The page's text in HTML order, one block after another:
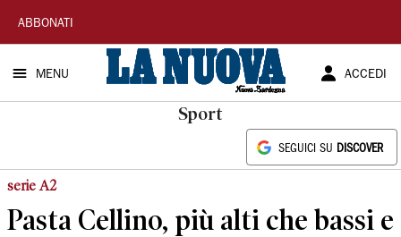
La
Nuova
Sardegna
ABBONATI
MENU ACCEDI
Sport
SEGUICI SU DISCOVER
serie A2
Pasta Cellino, più alti che bassi e